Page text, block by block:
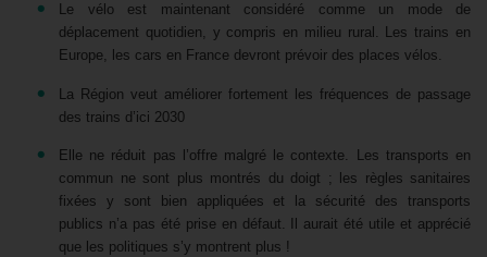
Le vélo est maintenant considéré comme un mode de
déplacement quotidien, y compris en milieu rural. Les trains en
Europe, les cars en France devront prévoir des places vélos.
La Région veut améliorer fortement les fréquences de passage
des trains d’ici 2030
Elle ne réduit pas l’offre malgré le contexte. Les transports en
commun ne sont plus montrés du doigt ; les règles sanitaires
fixées y sont bien appliquées et la sécurité des transports
publics n’a pas été prise en défaut. Il aurait été utile et apprécié
que les politiques s’y montrent plus !